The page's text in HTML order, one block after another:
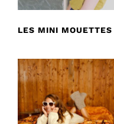
LES MINI MOUETTES